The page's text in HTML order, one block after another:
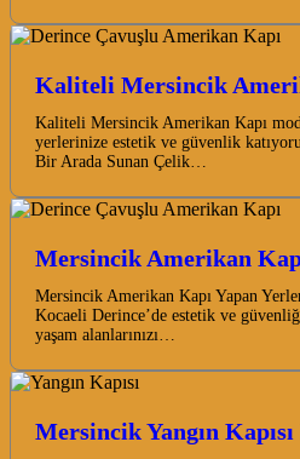
Kaliteli Mersincik
Kaliteli Mersincik Amerikan Kapı
yerlerinize estetik ve güvenlik
Bir Arada Sunan Çelik…
Mersincik Amerikan
Mersincik Amerikan Kapı Yapan
Kocaeli Derince’de estetik ve
yaşam alanlarınızı…
Mersincik Yangın